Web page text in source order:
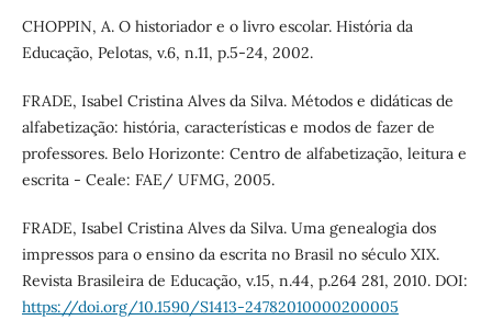
CHOPPIN, A. O historiador e o livro escolar. História da
Educação, Pelotas, v.6, n.11, p.5-24, 2002.
FRADE, Isabel Cristina Alves da Silva. Métodos e didáticas de
alfabetização: história, características e modos de fazer de
professores. Belo Horizonte: Centro de alfabetização, leitura e
escrita - Ceale: FAE/ UFMG, 2005.
FRADE, Isabel Cristina Alves da Silva. Uma genealogia dos
impressos para o ensino da escrita no Brasil no século XIX.
Revista Brasileira de Educação, v.15, n.44, p.264 281, 2010. DOI:
https://doi.org/10.1590/S1413-24782010000200005